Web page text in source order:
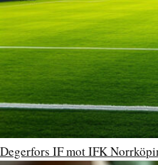
Degerfors IF mot IFK